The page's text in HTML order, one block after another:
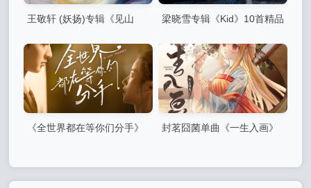
王敬轩 (妖扬)专辑《见山
梁晓雪专辑《Kid》10首精品
《全世界都在等你们分手》
封茗囧菌单曲《一生入画》